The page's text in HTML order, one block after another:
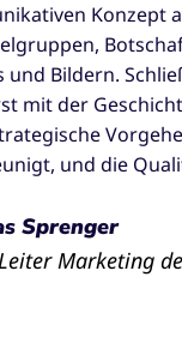
Konzept
und Bildern.
mit der
und die
Sprenger
Marketing